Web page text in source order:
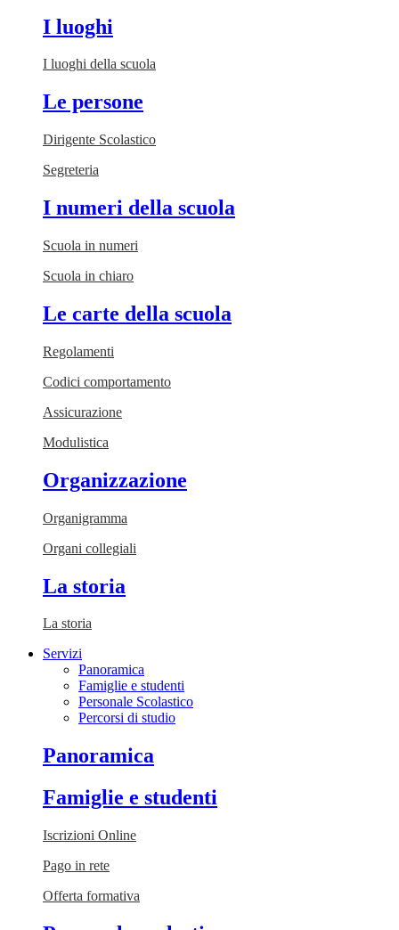
I luoghi
I luoghi della scuola
Le persone
Dirigente Scolastico
Segreteria
I numeri della scuola
Scuola in numeri
Scuola in chiaro
Le carte della scuola
Regolamenti
Codici comportamento
Assicurazione
Modulistica
Organizzazione
Organigramma
Organi collegiali
La storia
La storia
Servizi
Panoramica
Famiglie e studenti
Personale Scolastico
Percorsi di studio
Panoramica
Famiglie e studenti
Iscrizioni Online
Pago in rete
Offerta formativa